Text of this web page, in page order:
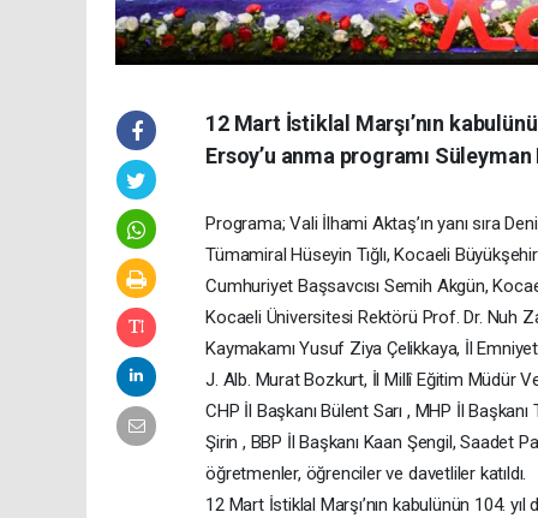
12 Mart İstiklal Marşı’nın
Ersoy’u anma programı
Programa; Vali İlhami Aktaş’ın yanı sıra
Tümamiral Hüseyin Tığlı, Kocaeli
Cumhuriyet Başsavcısı Semih Akgün,
Kocaeli Üniversitesi Rektörü Prof. Dr. Nuh
Kaymakamı Yusuf Ziya Çelikkaya, İl
J. Alb. Murat Bozkurt, İl Millî Eğitim Müdür
CHP İl Başkanı Bülent Sarı , MHP İl
Şirin , BBP İl Başkanı Kaan Şengil, Saadet
öğretmenler, öğrenciler ve davetliler katıldı.
12 Mart İstiklal Marşı’nın kabulünün 104.